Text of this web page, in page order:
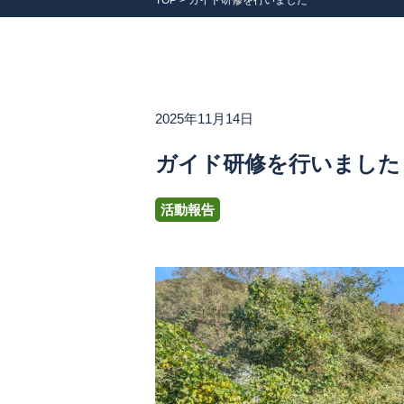
2025年11月14日
ガイド研修を行いました
活動報告